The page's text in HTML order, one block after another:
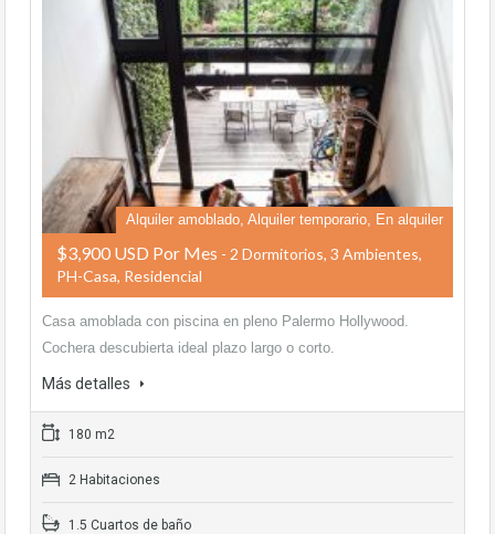
Alquiler amoblado, Alquiler temporario, En alquiler
$3,900 USD Por Mes - 2 Dormitorios, 3 Ambientes,
PH-Casa, Residencial
Casa amoblada con piscina en pleno Palermo Hollywood.
Cochera descubierta ideal plazo largo o corto.
Más detalles
180 m2
2 Habitaciones
1.5 Cuartos de baño